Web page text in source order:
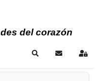
del corazón
SearchSuscribirse
Sign